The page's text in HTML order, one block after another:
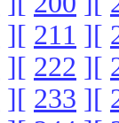
][ 211 ][
][ 222 ][
][ 233 ][